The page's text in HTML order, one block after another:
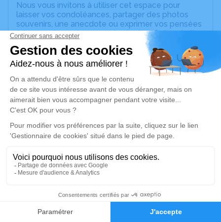
Faire-part Hommages
Nous vous invitons à utiliser cet espace pour
laisser vos condoléances, partager des photos
souvenirs, une anecdote ou exprimer vos pensées
à travers des poèmes ou des textes. Cet endroit
est un lieu d'expression dédié à honorer la
mémoire de Michèle GAUTIER.
Un service de plantation d’arbre hommage est
disponible ici.
Cérémonie religieuse
Église Sainte Richarde de Marlenheim
6 rue de la Mairie
Je rends hommage